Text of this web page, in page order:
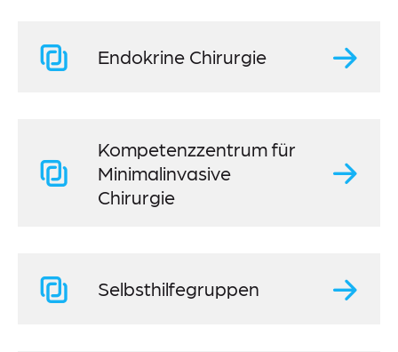
Endokrine Chirurgie
Kompetenzzentrum für
Minimalinvasive
Chirurgie
Selbsthilfegruppen